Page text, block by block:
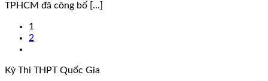
TPHCM đã công bố [...]
1
2
Kỳ Thi THPT Quốc Gia